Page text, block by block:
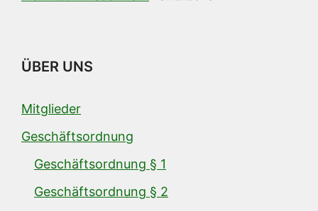
ÜBER UNS
Mitglieder
Geschäftsordnung
Geschäftsordnung § 1
Geschäftsordnung § 2